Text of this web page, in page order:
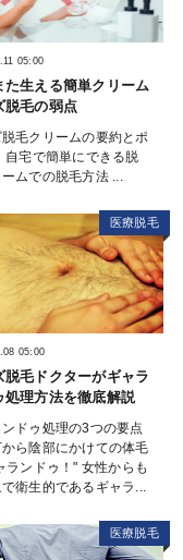
05:00
た生える簡単クリーム
脱毛の弱点
脱毛クリームの要約とポ
自宅で簡単にできる脱
ムでの脱毛方法 ...
医療脱毛
05:00
脱毛ドクターがギャラ
処理方法を徹底解説
ドゥ処理の3つの要点
ら陰部にかけての体毛
ランドゥ！" 女性からも
衛生的であるギャラ...
医療脱毛